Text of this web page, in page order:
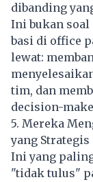
dibanding
Ini bukan soal
basi di office
lewat:
tim, dan
decision-
5. Mereka
yang Strategis
Ini yang
"tidak tulus"